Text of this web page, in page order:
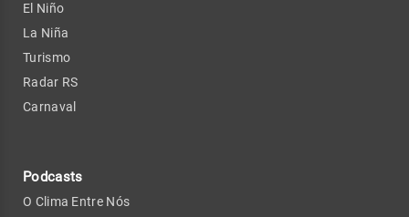
El Niño
La Niña
Turismo
Radar RS
Carnaval
Podcasts
O Clima Entre Nós